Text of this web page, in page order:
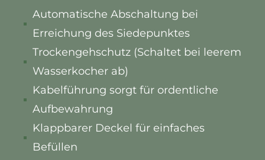
Automatische Abschaltung bei
Erreichung des Siedepunktes
Trockengehschutz (Schaltet bei leerem
Wasserkocher ab)
Kabelführung sorgt für ordentliche
Aufbewahrung
Klappbarer Deckel für einfaches
Befüllen